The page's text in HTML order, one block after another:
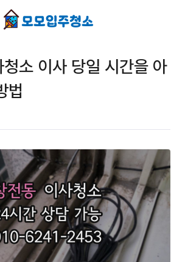
소 이사 당일 시간을 아
법